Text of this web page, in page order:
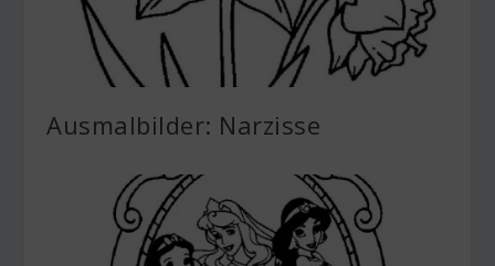
Ausmalbilder: Narzisse